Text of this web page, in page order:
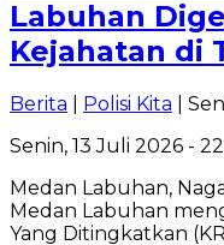
Labuhan
Kejahatan di
Berita Polisi Kita |
Senin, 13 Juli 2026 -
Medan Labuhan,
Medan Labuhan
Yang Ditingkatkan